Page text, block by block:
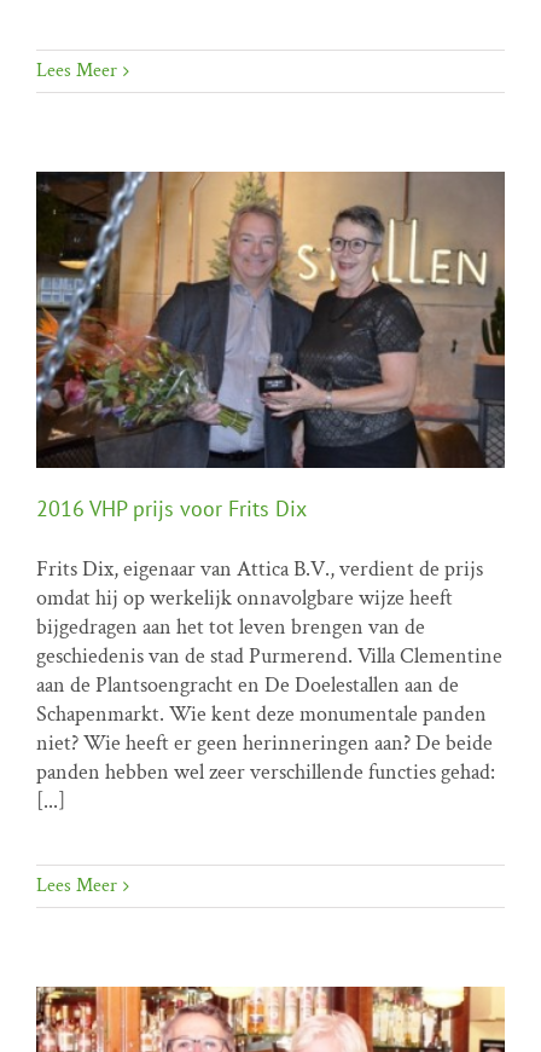
Lees Meer
2016 VHP prijs voor Frits Dix
VHP prijs
2016 VHP prijs voor Frits Dix
Frits Dix, eigenaar van Attica B.V., verdient de prijs
omdat hij op werkelijk onnavolgbare wijze heeft
bijgedragen aan het tot leven brengen van de
geschiedenis van de stad Purmerend. Villa Clementine
aan de Plantsoengracht en De Doelestallen aan de
Schapenmarkt. Wie kent deze monumentale panden
niet? Wie heeft er geen herinneringen aan? De beide
panden hebben wel zeer verschillende functies gehad:
[...]
Lees Meer